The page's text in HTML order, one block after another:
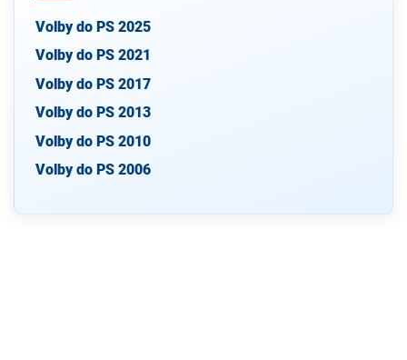
Volby do PS 2025
Volby do PS 2021
Volby do PS 2017
Volby do PS 2013
Volby do PS 2010
Volby do PS 2006